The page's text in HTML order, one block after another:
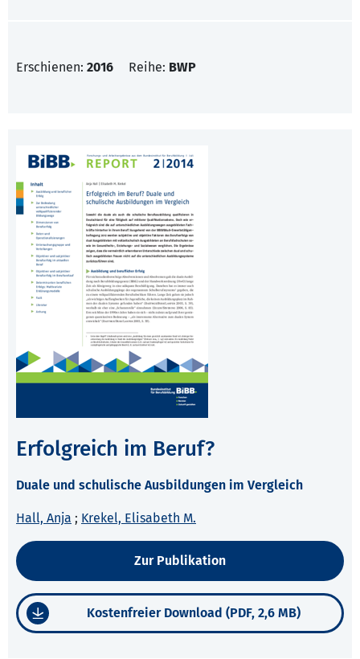
Erschienen: 2016 Reihe: BWP
Erfolgreich im Beruf?
Duale und schulische Ausbildungen im Vergleich
Hall, Anja ; Krekel, Elisabeth M.
Zur Publikation
Kostenfreier Download (PDF, 2,6 MB)